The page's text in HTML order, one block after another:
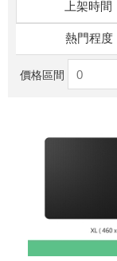
上架時間
熱門程度
價格區間